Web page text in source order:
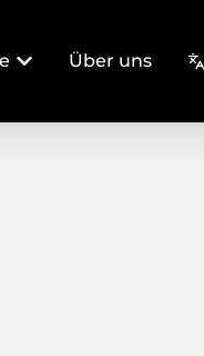
Über uns